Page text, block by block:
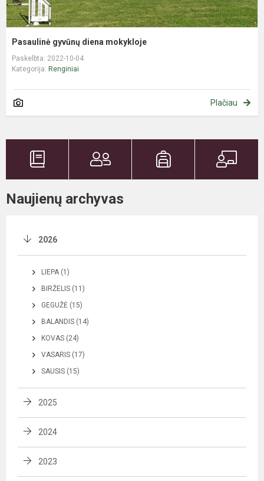
Pasaulinė gyvūnų diena mokykloje
Paskelbta: 2022-10-04
Kategorija: Renginiai
Plačiau
Naujienų archyvas
2026
LIEPA (1)
BIRŽELIS (11)
GEGUŽĖ (15)
BALANDIS (14)
KOVAS (24)
VASARIS (17)
SAUSIS (15)
2025
2024
2023